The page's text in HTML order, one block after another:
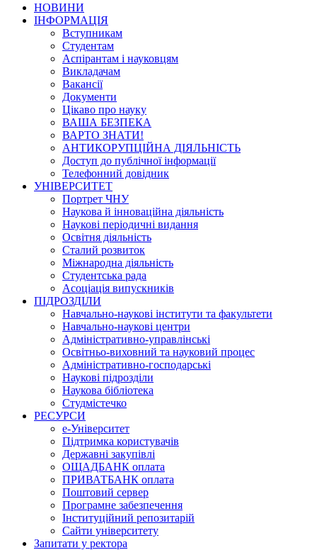
НОВИНИ
ІНФОРМАЦІЯ
Вступникам
Студентам
Аспірантам і науковцям
Викладачам
Вакансії
Документи
Цікаво про науку
ВАША БЕЗПЕКА
ВАРТО ЗНАТИ!
АНТИКОРУПЦІЙНА ДІЯЛЬНІСТЬ
Доступ до публічної інформації
Телефонний довідник
УНІВЕРСИТЕТ
Портрет ЧНУ
Наукова й інноваційна діяльність
Наукові періодичні видання
Освітня діяльність
Сталий розвиток
Міжнародна діяльність
Студентська рада
Асоціація випускників
ПІДРОЗДІЛИ
Навчально-наукові інститути та факультети
Навчально-наукові центри
Адміністративно-управлінські
Освітньо-виховний та науковий процес
Адміністративно-господарські
Наукові підрозділи
Наукова бібліотека
Студмістечко
РЕСУРСИ
е-Університет
Підтримка користувачів
Державні закупівлі
ОЩАДБАНК оплата
ПРИВАТБАНК оплата
Поштовий сервер
Програмне забезпечення
Інституційний репозитарій
Сайти університету
Запитати у ректора